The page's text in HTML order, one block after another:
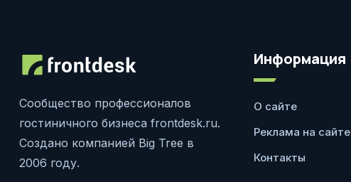
Сообщество профессионалов
гостиничного бизнеса frontdesk.ru.
Создано компанией Big Tree в
2006 году.
Информация
О сайте
Реклама на сайте
Контакты